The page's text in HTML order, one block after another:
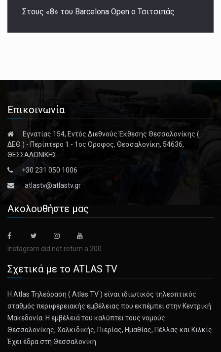
Στους «8» του Barcelona Open ο Τσιτσιπάς
Επικοινωνία
Εγνατίας 154, Εντός Διεθνούς Έκθεσης Θεσσαλονίκης (
ΔΕΘ ) - Περίπτερο 1 - 1ος Όροφος, Θεσσαλονίκη, 54636,
ΘΕΣΣΑΛΟΝΙΚΗΣ
+30 231 050 1006
atlastv@atlastv.gr
Ακολουθήστε μας
Instagram did not return a 200.
Σχετικά με το ATLAS TV
Η Atlas Τηλεόραση ( Atlas TV ) είναι ιδιωτικός τηλεοπτικός
σταθμός περιφερειακής εμβέλειας που εκπέμπει στην Κεντρική
Μακεδονία. Η εμβέλειά του καλύπτει τους νομούς
Θεσσαλονίκης, Χαλκιδικής, Πιερίας, Ημαθίας, Πέλλας και Κιλκίς.
Έχει έδρα στη Θεσσαλονίκη.